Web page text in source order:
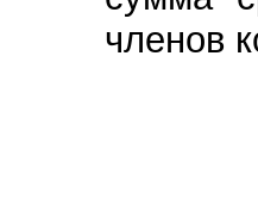
членов